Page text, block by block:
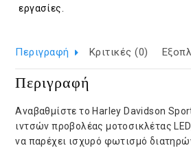
εργασίες.
Περιγραφή Κριτικές (0)
Περιγραφή
Αναβαθμίστε το Harley Davidson
ιντσών προβολέας μοτοσικλέτας
να παρέχει ισχυρό φωτισμό